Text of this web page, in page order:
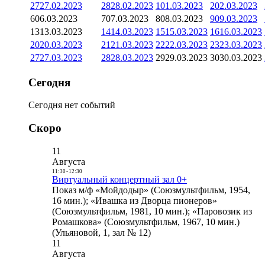
2727.02.2023 2828.02.2023 101.03.2023 202.03.2023
606.03.2023 707.03.2023 808.03.2023 909.03.2023
1313.03.2023 1414.03.2023 1515.03.2023 1616.03.2023
2020.03.2023 21 21.03.2023 2222.03.2023 2323.03.2023
2727.03.2023 2828.03.2023 2929.03.2023 3030.03.2023
Сегодня
Сегодня нет событий
Скоро
11
Августа
11:30- 12:30
Виртуальный концертный зал 0+
Показ м/ф «Мойдодыр» (Союзмультфильм, 1954,
16 мин.); «Ивашка из Дворца пионеров»
(Союзмультфильм, 1981, 10 мин.); «Паровозик из
Ромашкова» (Союзмультфильм, 1967, 10 мин.)
(Ульяновой, 1, зал № 12)
11
Августа